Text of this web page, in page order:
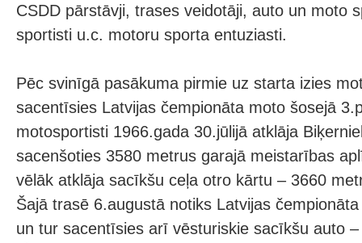
CSDD pārstāvji, trases veidotāji, auto un moto
sportisti u.c. motoru sporta entuziasti.
Pēc svinīgā pasākuma pirmie uz starta izies
sacentīsies Latvijas čempionāta moto šosejā
motosportisti 1966.gada 30.jūlijā atklāja
sacenšoties 3580 metrus garajā meistarības
vēlāk atklāja sacīkšu ceļa otro kārtu – 3660
Šajā trasē 6.augustā notiks Latvijas
un tur sacentīsies arī vēsturiskie sacīkšu auto –